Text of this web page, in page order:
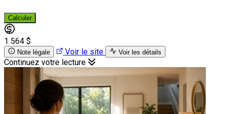
Calculer
1 564 $
Note légale Voir le site Voir les détails
Continuez votre lecture